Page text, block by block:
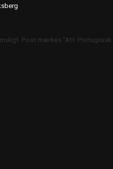
muligt. Post mærkes "Att: